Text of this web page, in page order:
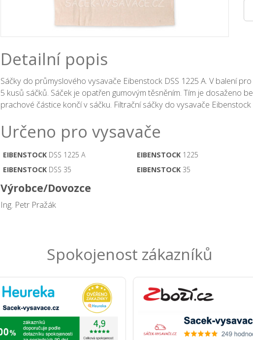
Detailní popis
Sáčky do průmyslového vysavače Eibenstock DSS 1225 A. V balení
5 kusů sáčků. Sáček je opatřen gumovým těsněním. Tím je dosaženo
prachové částice končí v sáčku. Filtrační sáčky do vysavače Eibenstock
Určeno pro vysavače
EIBENSTOCKDSS 1225 A EIBENSTOCK1225
EIBENSTOCKDSS 35 EIBENSTOCK35
Výrobce/Dovozce
Ing. Petr Pražák
Spokojenost zákazníků